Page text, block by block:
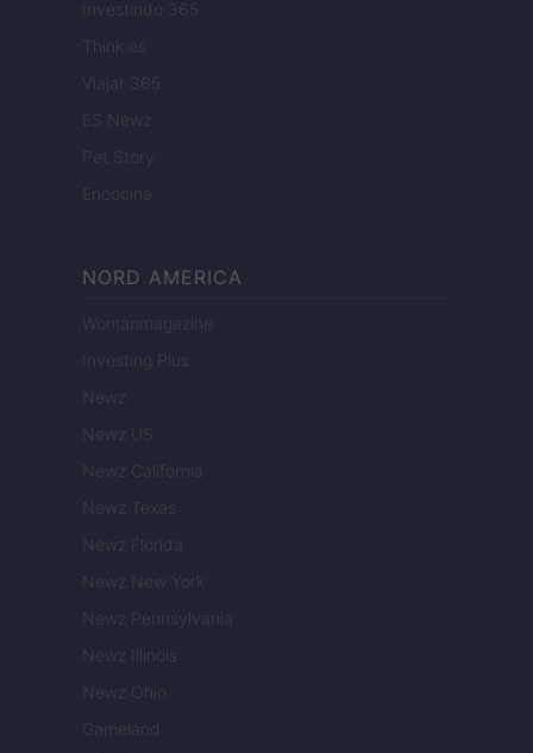
Investindo 365
Think.es
Viajar 365
ES Newz
Pet Story
Encocina
NORD AMERICA
Womanmagazine
Investing Plus
Newz
Newz US
Newz California
Newz Texas
Newz Florida
Newz New York
Newz Pennsylvania
Newz Illinois
Newz Ohio
Gameland